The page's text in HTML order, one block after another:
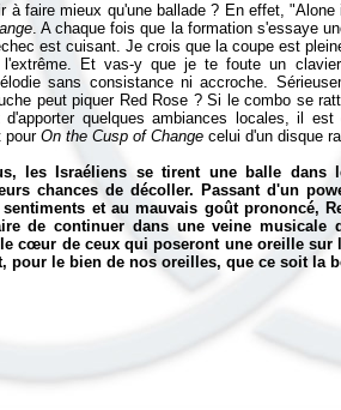
à faire mieux qu'une ballade ? En effet,
. A chaque fois que la formation s'essaye
est cuisant. Je crois que la coupe est
Et vas-y que je te foute un
sans consistance ni accroche.
peut piquer Red Rose ? Si le combo se
quelques ambiances locales, il
pourOn the Cusp of Change celui d'un disque
les Israéliens se tirent une balle dans
chances de décoller. Passant d'un
et au mauvais goût prononcé,
de continuer dans une veine musicale
cœur de ceux qui poseront une oreille sur
pour le bien de nos oreilles, que ce soit la